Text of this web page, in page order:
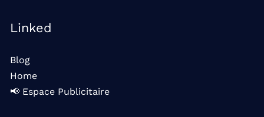
Linked
Blog
Home
📢 Espace Publicitaire